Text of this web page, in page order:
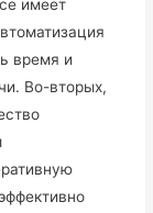
имеет
время и
Во-вторых,